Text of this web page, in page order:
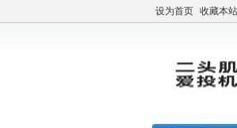
设为首页 收藏本站